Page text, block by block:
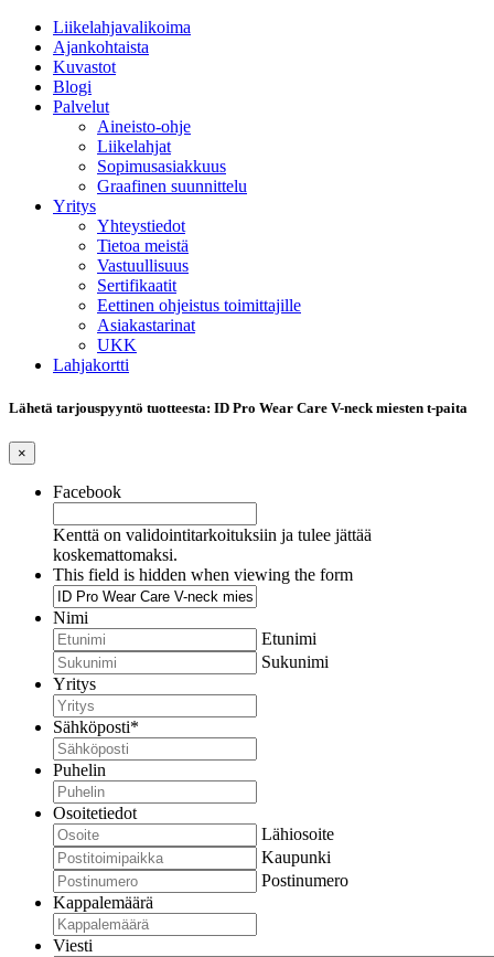
Liikelahjavalikoima
Ajankohtaista
Kuvastot
Blogi
Palvelut
Aineisto-ohje
Liikelahjat
Sopimusasiakkuus
Graafinen suunnittelu
Yritys
Yhteystiedot
Tietoa meistä
Vastuullisuus
Sertifikaatit
Eettinen ohjeistus toimittajille
Asiakastarinat
UKK
Lahjakortti
Lähetä tarjouspyyntö tuotteesta: ID Pro Wear Care V-neck miesten t-paita
×
Facebook
Kenttä on validointitarkoituksiin ja tulee jättää
koskemattomaksi.
This field is hidden when viewing the form
Nimi
Etunimi
Sukunimi
Yritys
Sähköposti*
Puhelin
Osoitetiedot
Lähiosoite
Kaupunki
Postinumero
Kappalemäärä
Viesti